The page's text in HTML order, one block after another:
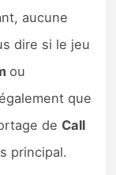
aucune
dire si le jeu
ou
que
de Call
principal.